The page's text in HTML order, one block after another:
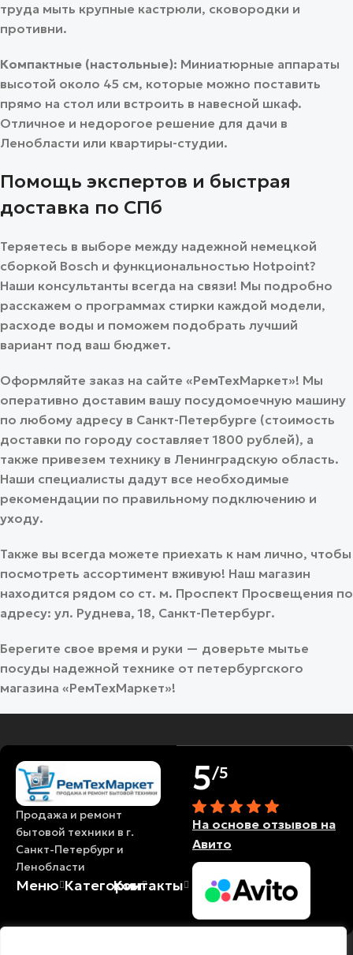
труда мыть крупные кастрюли, сковородки и
противни.
Компактные (настольные): Миниатюрные аппараты
высотой около 45 см, которые можно поставить
прямо на стол или встроить в навесной шкаф.
Отличное и недорогое решение для дачи в
Ленобласти или квартиры-студии.
Помощь экспертов и быстрая
доставка по СПб
Теряетесь в выборе между надежной немецкой
сборкой Bosch и функциональностью Hotpoint?
Наши консультанты всегда на связи! Мы подробно
расскажем о программах стирки каждой модели,
расходе воды и поможем подобрать лучший
вариант под ваш бюджет.
Оформляйте заказ на сайте «РемТехМаркет»! Мы
оперативно доставим вашу посудомоечную машину
по любому адресу в Санкт-Петербурге (стоимость
доставки по городу составляет 1800 рублей), а
также привезем технику в Ленинградскую область.
Наши специалисты дадут все необходимые
рекомендации по правильному подключению и
уходу.
Также вы всегда можете приехать к нам лично, чтобы
посмотреть ассортимент вживую! Наш магазин
находится рядом со ст. м. Проспект Просвещения по
адресу: ул. Руднева, 18, Санкт-Петербург.
Берегите свое время и руки — доверьте мытье
посуды надежной технике от петербургского
магазина «РемТехМаркет»!
Продажа и ремонт
бытовой техники в г.
Санкт-Петербург и
Ленобласти
Меню КатегорииКонтакты
5/5
На основе отзывов на
Авито